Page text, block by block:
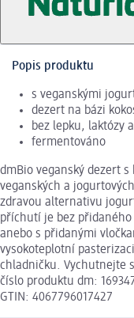
Popis produktu
s veganskými
dezert na bázi
bez lepku, laktózy
fermentováno
dmBio veganský dezert
veganských a
zdravou alternativu
příchutí je bez
anebo s přidanými
vysokoteplotní
chladničku. Vychutnejte
číslo produktu dm:
GTIN: 4067796017427